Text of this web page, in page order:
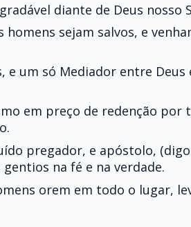
diante de Deus nosso
homens sejam salvos, e
e um só Mediador entre Deus
em preço de redenção por
pregador, e apóstolo,
na fé e na verdade.
orem em todo o lugar,